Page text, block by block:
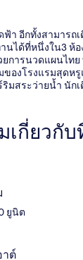
ฟ้า อีกทั้งสามาร
นได้ที่หนึ่งใน3 ห้
การนวดแผนไท
ของโรงแรมสุดห
มสระว่ายน้ำ นัก
เกี่ยวกั
ยูนิต
าต์